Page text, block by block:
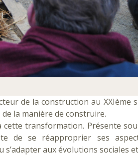
de la construction au XXIème
la manière de construire.
transformation. Présente
de se réapproprier ses
aux évolutions sociales